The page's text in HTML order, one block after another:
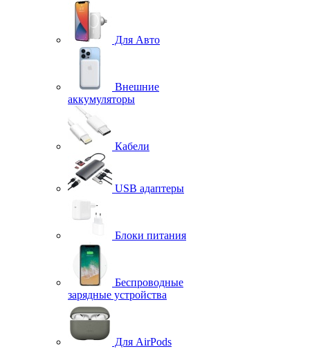
Для Авто
Внешние
аккумуляторы
Кабели
USB адаптеры
Блоки питания
Беспроводные
зарядные устройства
Для AirPods